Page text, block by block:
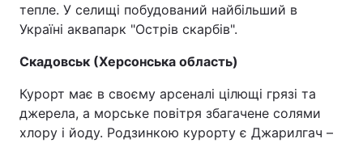
тепле. У селищі побудований найбільший в
Україні аквапарк "Острів скарбів".
Скадовськ (Херсонська область)
Курорт має в своєму арсеналі цілющі грязі та
джерела, а морське повітря збагачене солями
хлору і йоду. Родзинкою курорту є Джарилгач –